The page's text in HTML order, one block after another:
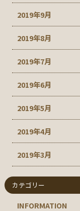
2019年9月
2019年8月
2019年7月
2019年6月
2019年5月
2019年4月
2019年3月
カテゴリー
INFORMATION